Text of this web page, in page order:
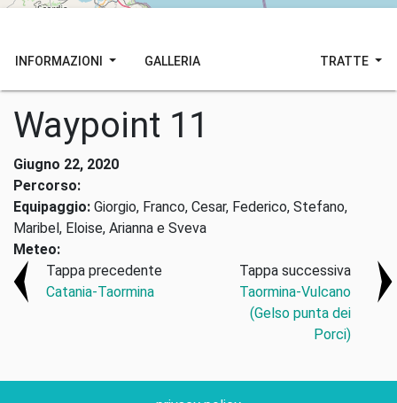
INFORMAZIONI GALLERIA TRATTE
Waypoint 11
Giugno 22, 2020
Percorso:
Equipaggio: Giorgio, Franco, Cesar, Federico, Stefano,
Maribel, Eloise, Arianna e Sveva
Meteo:
Tappa precedente
Catania-Taormina
Tappa successiva
Taormina-Vulcano
(Gelso punta dei
Porci)